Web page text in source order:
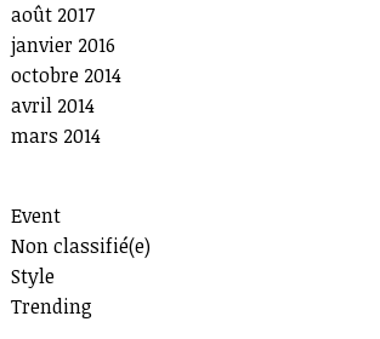
août 2017
janvier 2016
octobre 2014
avril 2014
mars 2014
Event
Non classifié(e)
Style
Trending